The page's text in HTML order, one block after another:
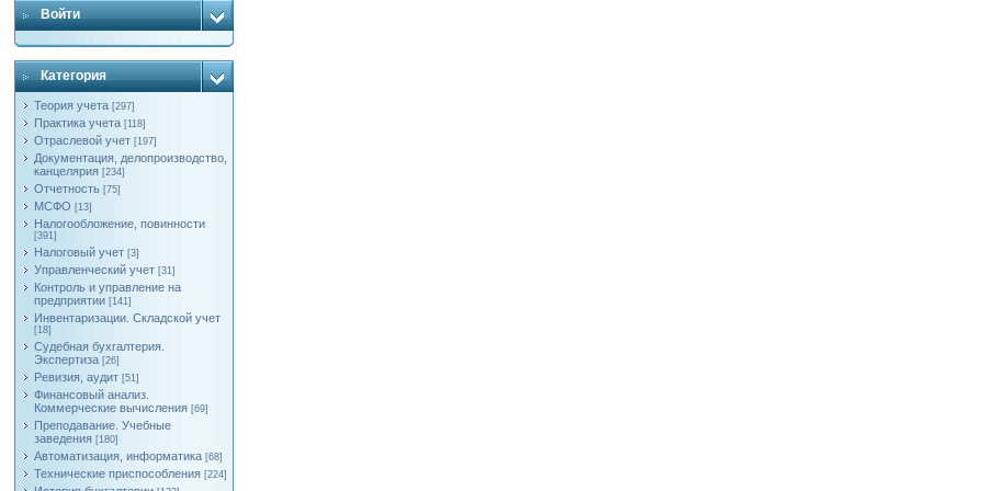
Войти
Категория
Теория учета [297]
Практика учета [118]
Отраслевой учет [197]
Документация, делопроизводство,
канцелярия [234]
Отчетность [75]
МСФО [13]
Налогообложение, повинности
[391]
Налоговый учет [3]
Управленческий учет [31]
Контроль и управление на
предприятии [141]
Инвентаризации. Складской учет
[18]
Судебная бухгалтерия.
Экспертиза [26]
Ревизия, аудит [51]
Финансовый анализ.
Коммерческие вычисления [69]
Преподавание. Учебные
заведения [180]
Автоматизация, информатика [68]
Технические приспособления [224]